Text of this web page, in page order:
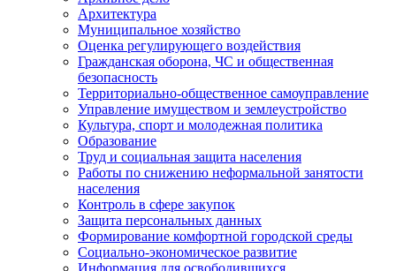
Архитектура
Муниципальное хозяйство
Оценка регулирующего воздействия
Гражданская оборона, ЧС и общественная
безопасность
Территориально-общественное самоуправление
Управление имуществом и землеустройство
Культура, спорт и молодежная политика
Образование
Труд и социальная защита населения
Работы по снижению неформальной занятости
населения
Контроль в сфере закупок
Защита персональных данных
Формирование комфортной городской среды
Социально-экономическое развитие
Информация для освободившихся